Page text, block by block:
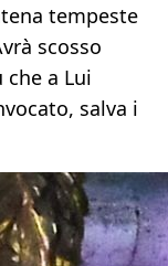
tempeste
scosso
che a Lui
salva i